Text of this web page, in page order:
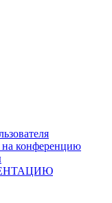
на конференцию